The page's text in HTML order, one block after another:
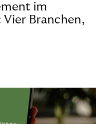
im
Vier Branchen,